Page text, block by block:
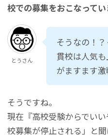
校での募集をおこなってい
とうさん
そうなの！
貫校は人気
がますます
そうですね。
現在『高校受験からでい
校募集が停止される」と